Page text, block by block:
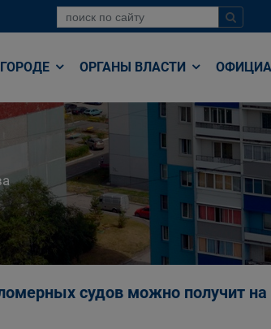
ОРГАНЫ ВЛАСТИ
судов можно получит на